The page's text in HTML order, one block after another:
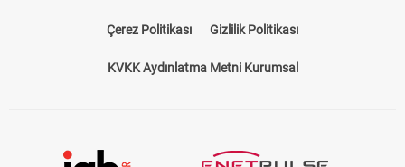
Çerez Politikası Gizlilik Politikası
KVKK Aydınlatma Metni Kurumsal